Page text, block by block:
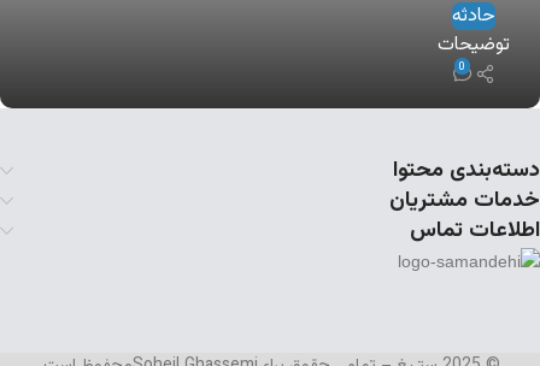
حادثه
توضیحات
0
دسته‌بندی محتوا
خدمات مشتریان
اطلاعات تماس